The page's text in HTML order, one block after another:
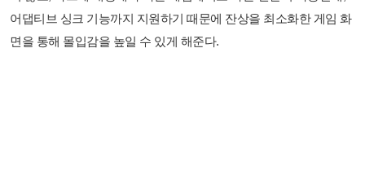
어댑티브 싱크 기능까지 지원하기 때문에 잔상을 최소화한 게임 화
면을 통해 몰입감을 높일 수 있게 해준다.